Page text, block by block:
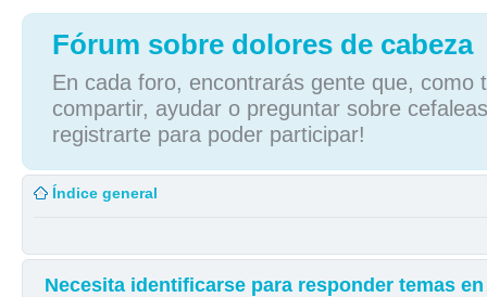
Fórum sobre dolores de cabeza
En cada foro, encontrarás gente que, como
compartir, ayudar o preguntar sobre
registrarte para poder participar!
Índice general
Necesita identificarse para responder temas